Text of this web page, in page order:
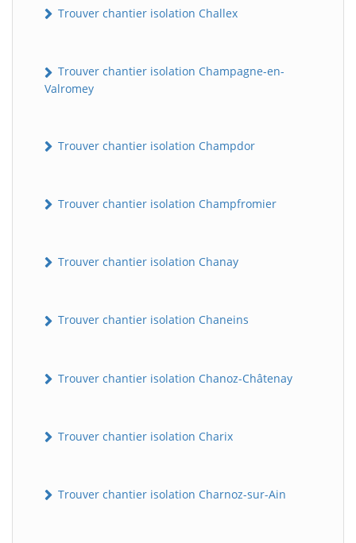
Trouver chantier isolation Challex
Trouver chantier isolation Champagne-en-
Valromey
Trouver chantier isolation Champdor
Trouver chantier isolation Champfromier
Trouver chantier isolation Chanay
Trouver chantier isolation Chaneins
Trouver chantier isolation Chanoz-Châtenay
Trouver chantier isolation Charix
Trouver chantier isolation Charnoz-sur-Ain